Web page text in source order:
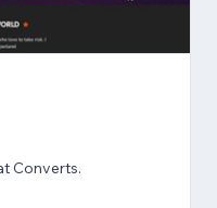
Converts.